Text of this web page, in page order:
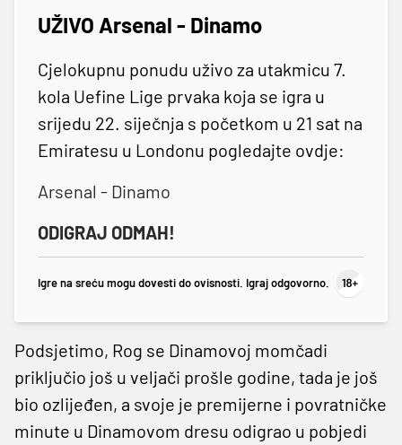
UŽIVO Arsenal - Dinamo
Cjelokupnu ponudu uživo za utakmicu 7.
kola Uefine Lige prvaka koja se igra u
srijedu 22. siječnja s početkom u 21 sat na
Emiratesu u Londonu pogledajte ovdje:
Arsenal - Dinamo
ODIGRAJ ODMAH!
Igre na sreću mogu dovesti do ovisnosti. Igraj odgovorno.
Podsjetimo, Rog se Dinamovoj momčadi
priključio još u veljači prošle godine, tada je još
bio ozlijeđen, a svoje je premijerne i povratničke
minute u Dinamovom dresu odigrao u pobjedi